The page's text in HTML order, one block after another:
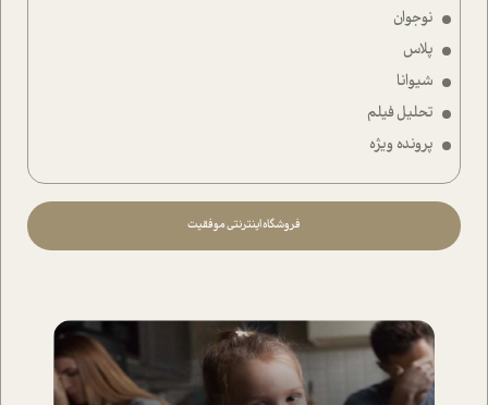
نوجوان
پلاس
شیوانا
تحلیل فیلم
پرونده ویژه
فروشگاه اینترنتی موفقیت